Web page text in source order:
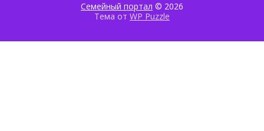
Семейный портал © 2026
Тема от WP Puzzle